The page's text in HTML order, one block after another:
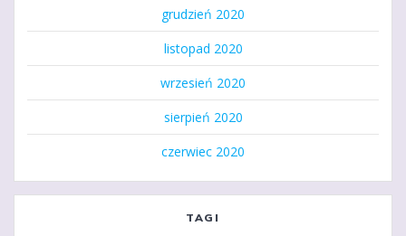
grudzień 2020
listopad 2020
wrzesień 2020
sierpień 2020
czerwiec 2020
TAGI